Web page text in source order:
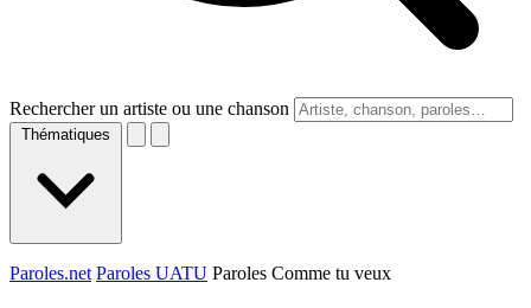
Rechercher un artiste ou une chanson
Thématiques
Paroles.net Paroles UATU Paroles Comme tu veux